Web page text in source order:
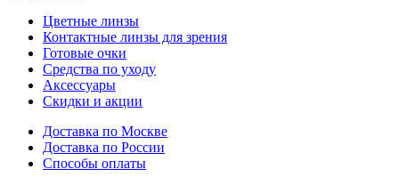
Цветные линзы
Контактные линзы для зрения
Готовые очки
Средства по уходу
Аксессуары
Скидки и акции
Доставка по Москве
Доставка по России
Способы оплаты